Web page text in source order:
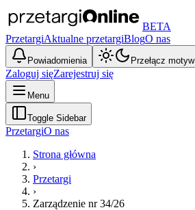
BETA
PrzetargiAktualne przetargiBlogO nas
Powiadomienia Przełącz motyw
Zaloguj sięZarejestruj się
Menu
Toggle Sidebar
PrzetargiO nas
Strona główna
›
Przetargi
›
Zarządzenie nr 34/26